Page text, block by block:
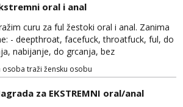
po tijelu koji me jako
kad muskarac preuzme
. javi se :) Klikni na link ispod i nadji
tamo, cekam te!
oral i anal
curu za ful žestoki oral i anal. Zanima
- deepthroat, facefuck, throatfuck, ful, do
nabijanje, do grcanja, bez
- fisting (ili big insertions),
DAP/TAP, prolapse, sirenje... Ako
nešto od toga i spremna si, javi se.
osoba traži žensku osobu
za EKSTREMNI oral/anal